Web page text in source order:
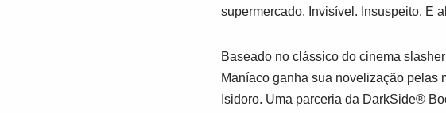
supermercado. Invisível. Insuspeito. E
Baseado no clássico do cinema
Maníacoganha sua novelização pelas
Isidoro. Uma parceria da DarkSide®